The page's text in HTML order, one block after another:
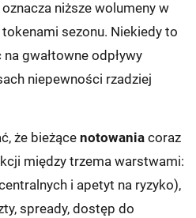
niższe wolumeny w
sezonu. Niekiedy to
gwałtowne odpływy
niepewności rzadziej
że bieżącenotowania coraz
między trzema warstwami:
i apetyt na ryzyko),
spready, dostęp do